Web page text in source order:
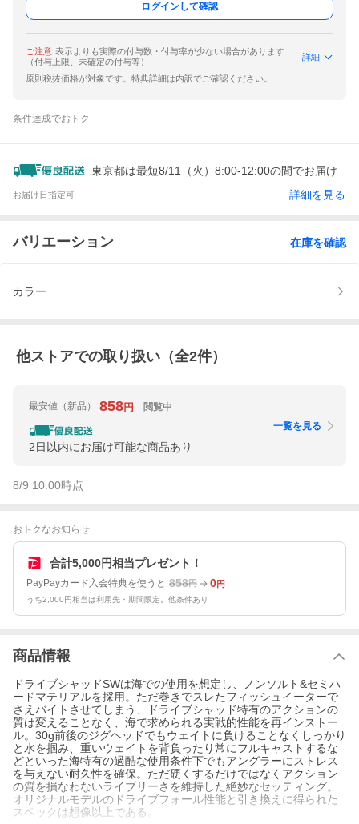
ログインして確認
ご注意 表示よりも実際の付与数・付与率が少ない場合があります
（付与上限、未確定の付与等）
詳細
原則税抜価格が対象です。特典詳細は内訳でご確認ください。
条件達成でおトク
東京都は最短8/11（火）8:00-12:00の間でお届け
お届け日指定可 詳細を見る
バリエーション 在庫を確認
カラー
他ストアでの取り扱い（全2件）
最安値 （新品） 858円 閲覧中
2日以内にお届け可能な商品あり
一覧を見る
8/9 10:00時点
おトクなお知らせ
合計5,000円相当プレゼント！
PayPayカード入会特典を使うと 858円 0円
うち2,000円相当は利用先・期間限定。他条件あり
商品情報
ドライブシャッドSWは海での使用を想定し、ノンソルト&セミハ
ードマテリアルを採用。ただ巻きでスレたフィッシュイーターで
さえバイトさせてしまう、ドライブシャッド特有のアクションの
質は変えることなく、海で求められる実戦的性能を再インストー
ル。30g前後のジグヘッドでもウェイトに負けることなくしっかり
と水を掴み、重いウェイトを背負ったり常にフルキャストするな
どといった海特有の過酷な使用条件下でもアングラーにストレス
を与えない耐久性を確保。ただ硬くするだけではなくアクション
の質を損なわないライブリーさを維持した絶妙なセッティング。
オリジナルモデルのドライブフォール性能と引き換えに得られた
スペックは想像以上である。